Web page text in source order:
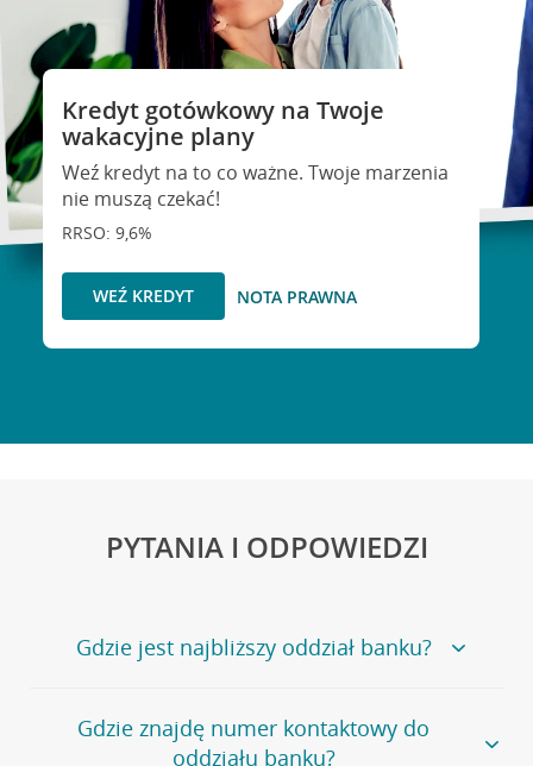
Kredyt gotówkowy na Twoje
wakacyjne plany
Weź kredyt na to co ważne. Twoje marzenia
nie muszą czekać!
RRSO: 9,6%
WEŹ KREDYT NOTA PRAWNA
PYTANIA I ODPOWIEDZI
Gdzie jest najbliższy oddział banku?
Jeśli szukasz oddziału naszego banku, zapraszamy na
stronęPlacówki i bankomaty, na której znajduje się
Gdzie znajdę numer kontaktowy do
oddziału banku?